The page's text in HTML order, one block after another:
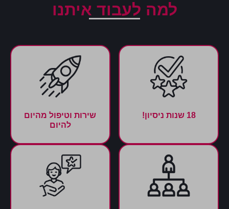
למה לעבוד איתנו
18 שנות ניסיון!
שירות וטיפול מהיום
להיום